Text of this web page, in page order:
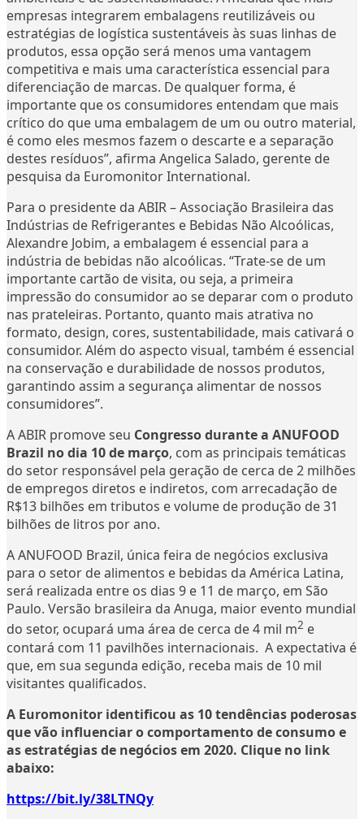
empresas integrarem embalagens reutilizáveis ou
estratégias de logística sustentáveis às suas linhas de
produtos, essa opção será menos uma vantagem
competitiva e mais uma característica essencial para
diferenciação de marcas. De qualquer forma, é
importante que os consumidores entendam que mais
crítico do que uma embalagem de um ou outro material,
é como eles mesmos fazem o descarte e a separação
destes resíduos”, afirma Angelica Salado, gerente de
pesquisa da Euromonitor International.
Para o presidente da ABIR – Associação Brasileira das
Indústrias de Refrigerantes e Bebidas Não Alcoólicas,
Alexandre Jobim, a embalagem é essencial para a
indústria de bebidas não alcoólicas. “Trate-se de um
importante cartão de visita, ou seja, a primeira
impressão do consumidor ao se deparar com o produto
nas prateleiras. Portanto, quanto mais atrativa no
formato, design, cores, sustentabilidade, mais cativará o
consumidor. Além do aspecto visual, também é essencial
na conservação e durabilidade de nossos produtos,
garantindo assim a segurança alimentar de nossos
consumidores”.
A ABIR promove seu Congresso durante a ANUFOOD
Brazil no dia 10 de março, com as principais temáticas
do setor responsável pela geração de cerca de 2 milhões
de empregos diretos e indiretos, com arrecadação de
R$13 bilhões em tributos e volume de produção de 31
bilhões de litros por ano.
A ANUFOOD Brazil, única feira de negócios exclusiva
para o setor de alimentos e bebidas da América Latina,
será realizada entre os dias 9 e 11 de março, em São
Paulo. Versão brasileira da Anuga, maior evento mundial
do setor, ocupará uma área de cerca de 4 mil m2 e
contará com 11 pavilhões internacionais. A expectativa é
que, em sua segunda edição, receba mais de 10 mil
visitantes qualificados.
A Euromonitor identificou as 10 tendências poderosas
que vão influenciar o comportamento de consumo e
as estratégias de negócios em 2020. Clique no link
abaixo:
https://bit.ly/38LTNQy